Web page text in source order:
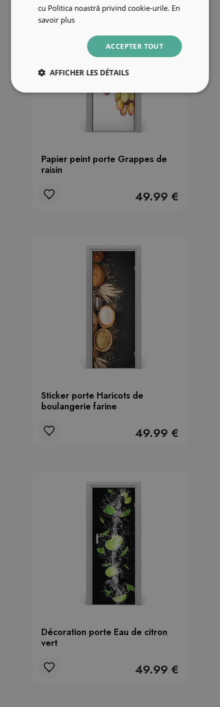
Papier peint porte Grappes de
raisin
49.99 €
Sticker porte Haricots de
boulangerie farine
49.99 €
Décoration porte Eau de citron
vert
49.99 €
cu Politica noastră privind cookie-urile. En
savoir plus
ACCEPTER TOUT
AFFICHER LES DÉTAILS